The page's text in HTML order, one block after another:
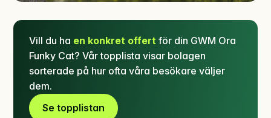
Vill du ha en konkret offert för din GWM Ora
Funky Cat? Vår topplista visar bolagen
sorterade på hur ofta våra besökare väljer
dem.
Se topplistan